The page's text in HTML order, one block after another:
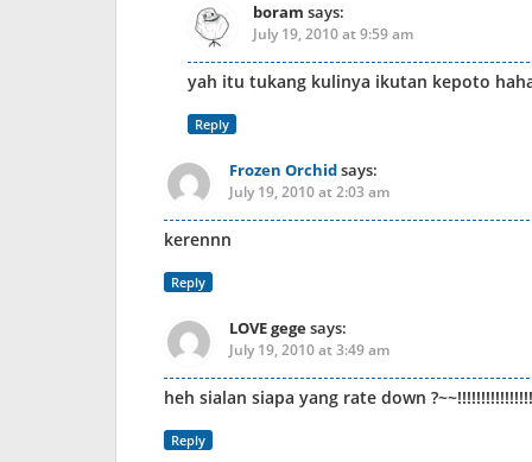
boram says:
July 19, 2010 at 9:59 am
yah itu tukang kulinya ikutan kepoto
Reply
Frozen Orchidsays:
July 19, 2010 at 2:03 am
kerennn
Reply
LOVE gegesays:
July 19, 2010 at 3:49 am
heh sialan siapa yang rate down
Reply